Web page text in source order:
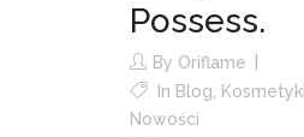
Possess.
By Oriflame
In Blog
Nowości